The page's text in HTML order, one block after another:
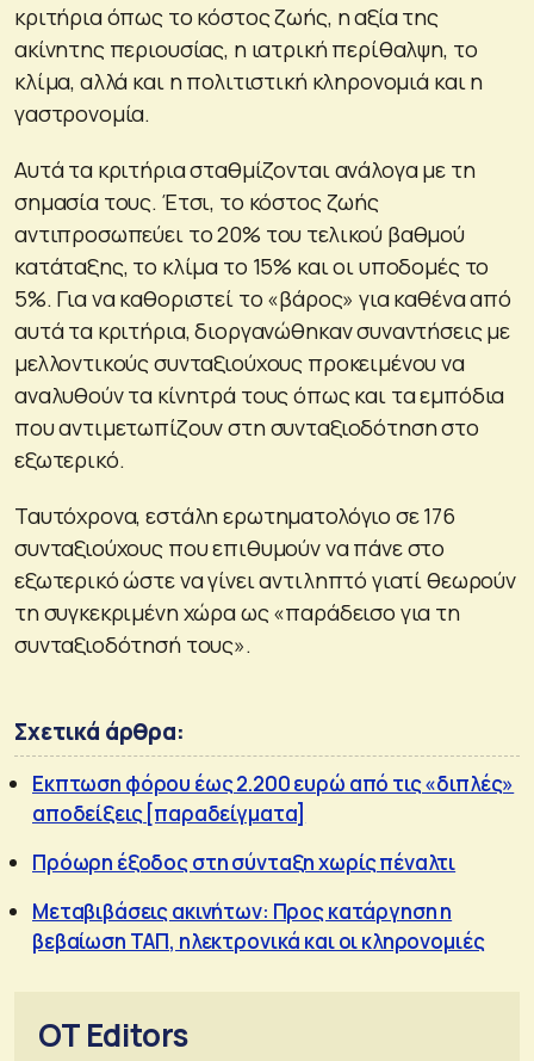
κριτήρια όπως το κόστος ζωής, η αξία της
ακίνητης περιουσίας, η ιατρική περίθαλψη, το
κλίμα, αλλά και η πολιτιστική κληρονομιά και η
γαστρονομία.
Αυτά τα κριτήρια σταθμίζονται ανάλογα με τη
σημασία τους. Έτσι, το κόστος ζωής
αντιπροσωπεύει το 20% του τελικού βαθμού
κατάταξης, το κλίμα το 15% και οι υποδομές το
5%. Για να καθοριστεί το «βάρος» για καθένα από
αυτά τα κριτήρια, διοργανώθηκαν συναντήσεις με
μελλοντικούς συνταξιούχους προκειμένου να
αναλυθούν τα κίνητρά τους όπως και τα εμπόδια
που αντιμετωπίζουν στη συνταξιοδότηση στο
εξωτερικό.
Ταυτόχρονα, εστάλη ερωτηματολόγιο σε 176
συνταξιούχους που επιθυμούν να πάνε στο
εξωτερικό ώστε να γίνει αντιληπτό γιατί θεωρούν
τη συγκεκριμένη χώρα ως «παράδεισο για τη
συνταξιοδότησή τους».
Σχετικά άρθρα:
Εκπτωση φόρου έως 2.200 ευρώ από τις «διπλές»
αποδείξεις [παραδείγματα]
Πρόωρη έξοδος στη σύνταξη χωρίς πέναλτι
Μεταβιβάσεις ακινήτων: Προς κατάργηση η
βεβαίωση ΤΑΠ, ηλεκτρονικά και οι κληρονομιές
OT Editors